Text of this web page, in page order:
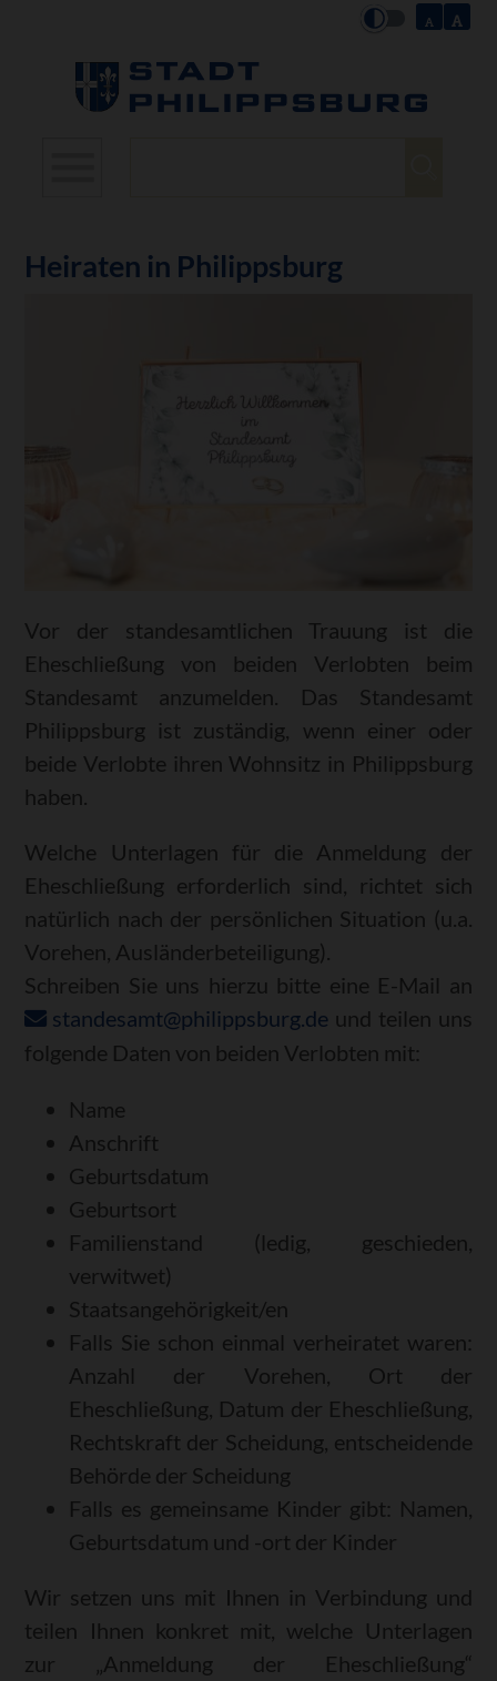
Heiraten in Philippsburg
Vor der standesamtlichen Trauung ist die
Eheschließung von beiden Verlobten beim
Standesamt anzumelden. Das Standesamt
Philippsburg ist zuständig, wenn einer oder
beide Verlobte ihren Wohnsitz in Philippsburg
haben.
Welche Unterlagen für die Anmeldung der
Eheschließung erforderlich sind, richtet sich
natürlich nach der persönlichen Situation (u.a.
Vorehen, Ausländerbeteiligung).
Schreiben Sie uns hierzu bitte eine E-Mail an
standesamt@philippsburg.de und teilen uns
folgende Daten von beiden Verlobten mit:
Name
Anschrift
Geburtsdatum
Geburtsort
Familienstand (ledig, geschieden,
verwitwet)
Staatsangehörigkeit/en
Falls Sie schon einmal verheiratet waren:
Anzahl der Vorehen, Ort der
Eheschließung, Datum der Eheschließung,
Rechtskraft der Scheidung, entscheidende
Behörde der Scheidung
Falls es gemeinsame Kinder gibt: Namen,
Geburtsdatum und -ort der Kinder
Wir setzen uns mit Ihnen in Verbindung und
teilen Ihnen konkret mit, welche Unterlagen
zur „Anmeldung der Eheschließung“